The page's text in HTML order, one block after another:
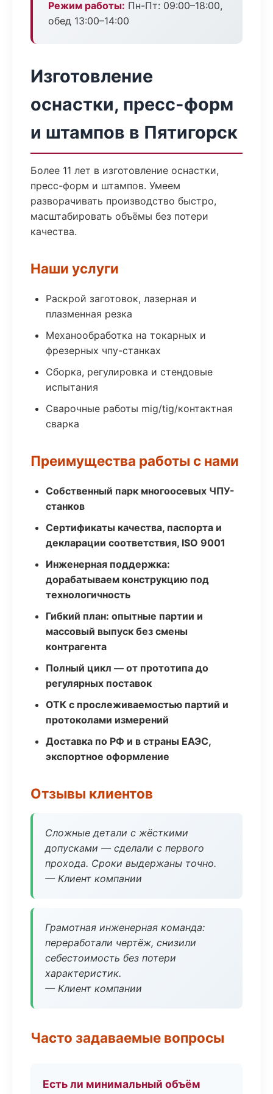
Режим работы: Пн-Пт: 09:00–18:00,
обед 13:00–14:00
Изготовление
оснастки, пресс-форм
и штампов в Пятигорск
Более 11 лет в изготовление оснастки,
пресс-форм и штампов. Умеем
разворачивать производство быстро,
масштабировать объёмы без потери
качества.
Наши услуги
Раскрой заготовок, лазерная и
плазменная резка
Механообработка на токарных и
фрезерных чпу-станках
Сборка, регулировка и стендовые
испытания
Сварочные работы mig/tig/контактная
сварка
Преимущества работы с нами
Собственный парк многоосевых ЧПУ-
станков
Сертификаты качества, паспорта и
декларации соответствия, ISO 9001
Инженерная поддержка:
дорабатываем конструкцию под
технологичность
Гибкий план: опытные партии и
массовый выпуск без смены
контрагента
Полный цикл — от прототипа до
регулярных поставок
ОТК с прослеживаемостью партий и
протоколами измерений
Доставка по РФ и в страны ЕАЭС,
экспортное оформление
Отзывы клиентов
Сложные детали с жёсткими
допусками — сделали с первого
прохода. Сроки выдержаны точно.
— Клиент компании
Грамотная инженерная команда:
переработали чертёж, снизили
себестоимость без потери
характеристик.
— Клиент компании
Часто задаваемые вопросы
Есть ли минимальный объём